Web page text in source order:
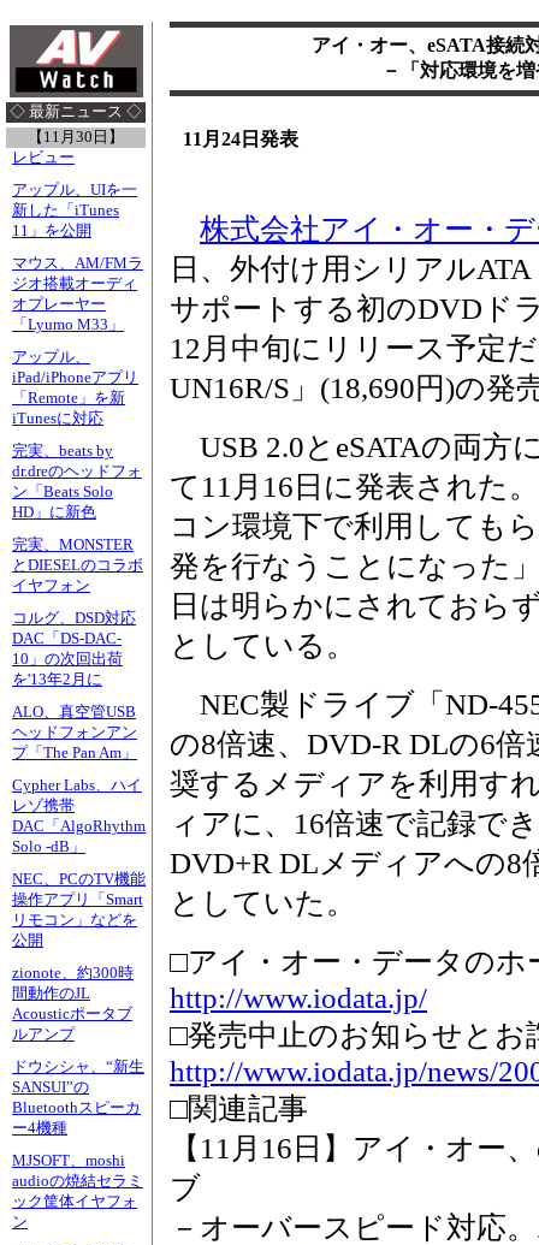
◇ 最新ニュース ◇
【11月30日】
レビュー
アップル、UIを一
新した「iTunes
11」を公開
マウス、AM/FMラ
ジオ搭載オーディ
オプレーヤー
「Lyumo M33」
アップル、
iPad/iPhoneアプリ
「Remote」を新
iTunesに対応
完実、beats by
dr.dreのヘッドフォ
ン「Beats Solo
HD」に新色
完実、MONSTER
とDIESELのコラボ
イヤフォン
コルグ、DSD対応
DAC「DS-DAC-
10」の次回出荷
を'13年2月に
ALO、真空管USB
ヘッドフォンアン
プ「The Pan Am」
Cypher Labs、ハイ
レゾ携帯
DAC「AlgoRhythm
Solo -dB」
NEC、PCのTV機能
操作アプリ「Smart
リモコン」などを
公開
zionote、約300時
間動作のJL
Acousticポータブ
ルアンプ
ドウシシャ、“新生
SANSUI”の
Bluetoothスピーカ
ー4機種
MJSOFT、moshi
audioの焼結セラミ
ック筐体イヤフォ
ン
アイ・オー、eSATA接続
－「対応環境を
11月24日発表
株式会社アイ・オー・
日、外付け用シリアルATA
サポートする初のDVDド
12月中旬にリリース予定
UN16R/S」(18,690円)の
USB 2.0とeSATAの両方
て11月16日に発表された
コン環境下で利用しても
発を行なうことになった
日は明らかにされておら
としている。
NEC製ドライブ「ND-
の8倍速、DVD-R DLの6
奨するメディアを利用す
ィアに、16倍速で記録で
DVD+R DLメディアへの8
としていた。
□アイ・オー・データのホ
http://www.iodata.jp/
□発売中止のお知らせとお
http://www.iodata.jp/news/
□関連記事
【11月16日】アイ・オー
ブ
－オーバースピード対応